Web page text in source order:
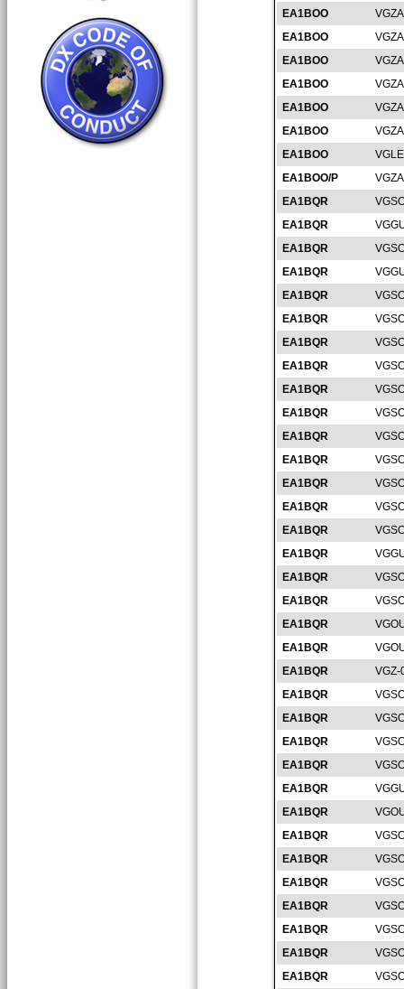
EA1BOO
EA1BOO
EA1BOO
EA1BOO
EA1BOO
EA1BOO
EA1BOO
EA1BOO/P
EA1BQR
EA1BQR
EA1BQR
EA1BQR
EA1BQR
EA1BQR
EA1BQR
EA1BQR
EA1BQR
EA1BQR
EA1BQR
EA1BQR
EA1BQR
EA1BQR
EA1BQR
EA1BQR
EA1BQR
EA1BQR
EA1BQR
EA1BQR
EA1BQR
VGZ-
EA1BQR
EA1BQR
EA1BQR
EA1BQR
EA1BQR
EA1BQR
EA1BQR
EA1BQR
EA1BQR
EA1BQR
EA1BQR
EA1BQR
EA1BQR